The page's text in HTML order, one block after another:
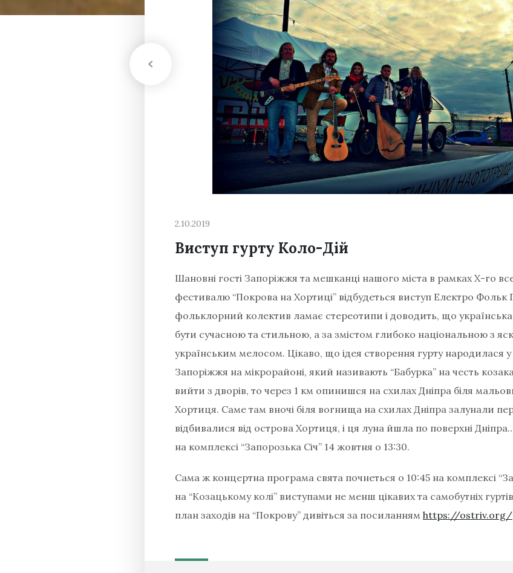
2.10.2019
Виступ гурту Коло-Дій
Шановні гості Запоріжжя та мешканці нашого міста в рамках Х-го
фестивалю “Покрова на Хортиці” відбудеться виступ Електро Фольк
фольклорний колектив ламає стереотипи і доводить, що
бути сучасною та стильною, а за змістом глибоко національною з
українським мелосом. Цікаво, що ідея створення гурту народилася
Запоріжжя на мікрорайоні, який називають “Бабурка” на честь
вийти з дворів, то через 1 км опинишся на схилах Дніпра біля
Хортиця. Саме там вночі біля вогнища на схилах Дніпра залунали
відбивалися від острова Хортиця, і ця луна йшла по поверхні
на комплексі “Запорозька Січ” 14 жовтня о 13:30.
Сама ж концертна програма свята почнеться о 10:45 на комплексі
на “Козацькому колі” виступами не менш цікавих та самобутніх
план заходів на “Покрову” дивіться за посиланням https://